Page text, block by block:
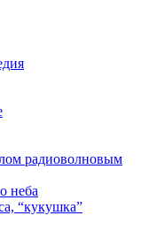
радиоволновым
неба
“кукушка”